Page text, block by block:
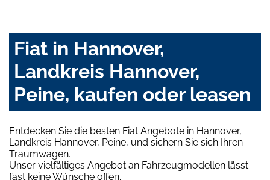
Fiat in Hannover,
Landkreis Hannover,
Peine, kaufen oder leasen
Entdecken Sie die besten Fiat Angebote in Hannover,
Landkreis Hannover, Peine, und sichern Sie sich Ihren
Traumwagen.
Unser vielfältiges Angebot an Fahrzeugmodellen lässt
fast keine Wünsche offen.